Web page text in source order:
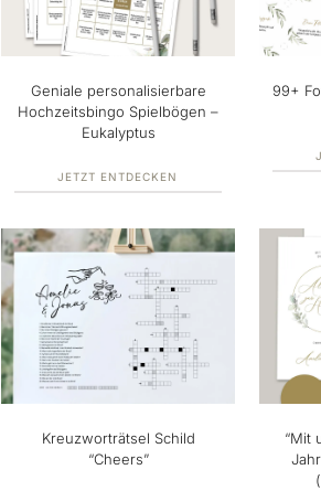
Geniale personalisierbare
Hochzeitsbingo Spielbögen –
Eukalyptus
JETZT ENTDECKEN
99+
Kreuzworträtsel Schild
“Cheers”
“Mit